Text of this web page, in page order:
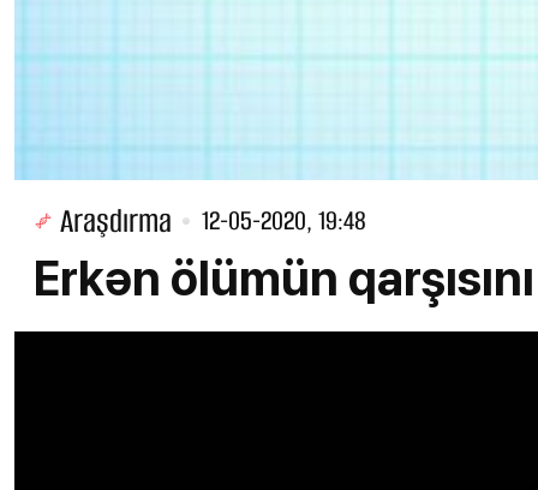
Araşdırma 12-05-2020, 19:48
Erkən ölümün